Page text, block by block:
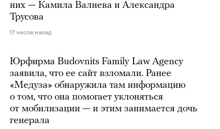
них — Камила Валиева и Александра
Трусова
17 часов назад
Юрфирма Budovnits Family Law Agency
заявила, что ее сайт взломали. Ранее
«Медуза» обнаружила там информацию
о том, что она помогает уклоняться
от мобилизации — и этим занимается дочь
генерала